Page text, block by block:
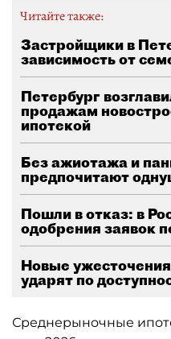
Читайте также:
Застройщики в
зависимость от
Петербург
продажам
ипотекой
Без ажиотажа и
предпочитают
Пошли в отказ: в
одобрения заявок
Новые
ударят по
Среднерыночные